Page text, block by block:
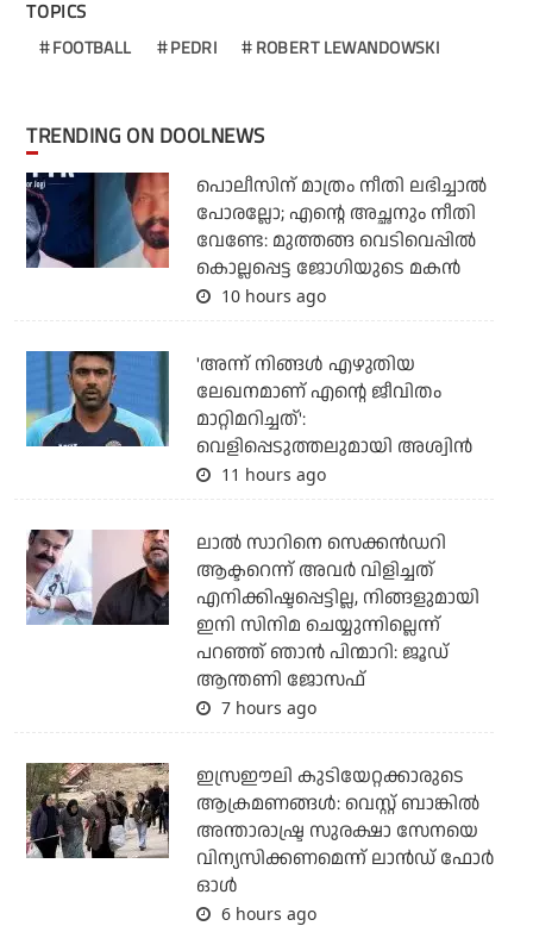
TOPICS
FOOTBALL PEDRI ROBERT LEWANDOWSKI
TRENDING ON DOOLNEWS
പൊലീസിന് മാത്രം നീതി ലഭിച്ചാല്‍
പോരല്ലോ; എന്റെ അച്ഛനും നീതി
വേണ്ടേ: മുത്തങ്ങ വെടിവെപ്പില്‍
കൊല്ലപ്പെട്ട ജോഗിയുടെ മകന്‍
10 hours ago
'അന്ന് നിങ്ങള്‍ എഴുതിയ
ലേഖനമാണ് എന്റെ ജീവിതം
മാറ്റിമറിച്ചത്':
വെളിപ്പെടുത്തലുമായി അശ്വിന്‍
11 hours ago
ലാല്‍ സാറിനെ സെക്കന്‍ഡറി
ആക്ടറെന്ന് അവര്‍ വിളിച്ചത്
എനിക്കിഷ്ടപ്പെട്ടില്ല, നിങ്ങളുമായി
ഇനി സിനിമ ചെയ്യുന്നില്ലെന്ന്
പറഞ്ഞ് ഞാന്‍ പിന്മാറി: ജൂഡ്
ആന്തണി ജോസഫ്
7 hours ago
ഇസ്രഈലി കുടിയേറ്റക്കാരുടെ
ആക്രമണങ്ങള്‍: വെസ്റ്റ് ബാങ്കില്‍
അന്താരാഷ്ട്ര സുരക്ഷാ സേനയെ
വിന്യസിക്കണമെന്ന് ലാന്‍ഡ് ഫോര്‍
ഓള്‍
6 hours ago